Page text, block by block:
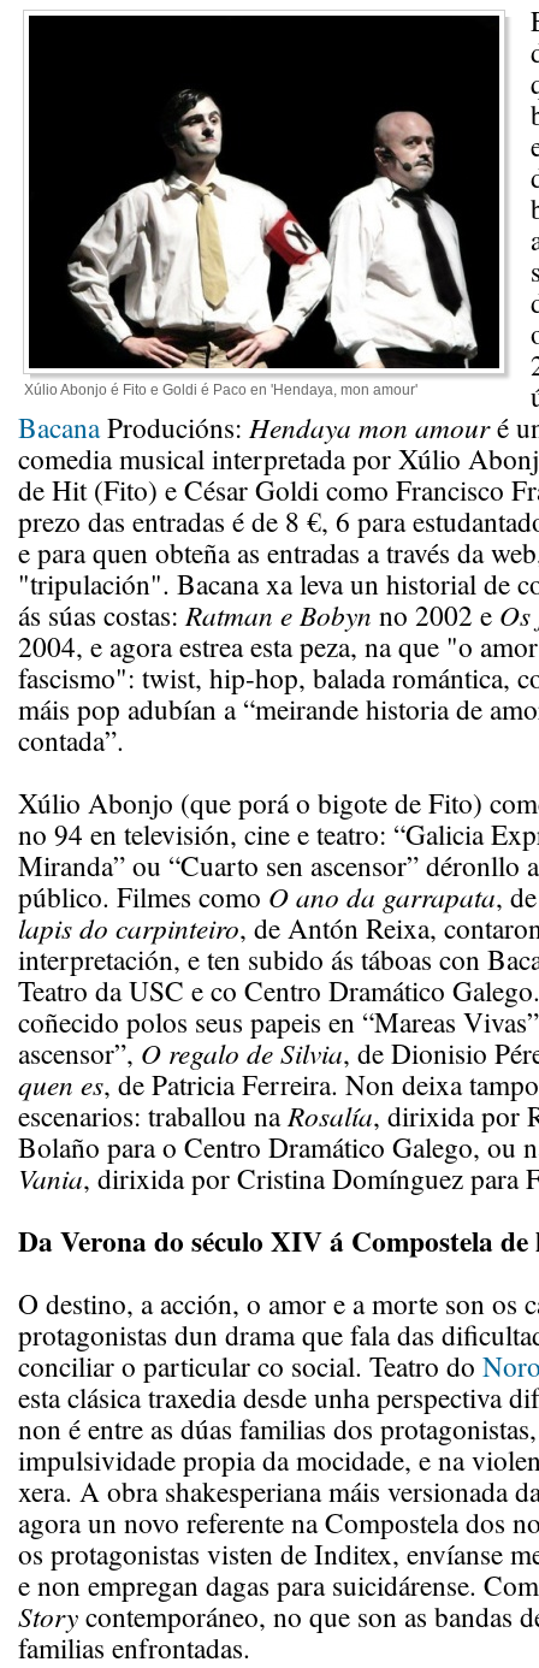
Xúlio Abonjo é Fito e Goldi é Paco en 'Hendaya, mon amour'
BacanaProducións: Hendaya mon amouré
comedia musical interpretada por Xúlio
de Hit (Fito) e César Goldi como Francisco
prezo das entradas é de 8 €, 6 para
e para quen obteña as entradas a través da
"tripulación". Bacana xa leva un historial de
ás súas costas:Ratman e Bobyn no 2002 e
2004, e agora estrea esta peza, na que "o
fascismo": twist, hip-hop, balada romántica,
máis pop adubían a “meirande historia de
contada”.
Xúlio Abonjo (que porá o bigote de Fito)
no 94 en televisión, cine e teatro: “Galicia
Miranda” ou “Cuarto sen ascensor” déronllo
público. Filmes como O ano da garrapata,
lapis do carpinteiro, de Antón Reixa,
interpretación, e ten subido ás táboas con
Teatro da USC e co Centro Dramático
coñecido polos seus papeis en “Mareas
ascensor”, O regalo de Silvia, de Dionisio
quen es, de Patricia Ferreira. Non deixa
escenarios: traballou naRosalía, dirixida por
Bolaño para o Centro Dramático Galego, ou
Vania, dirixida por Cristina Domínguez para
Da Verona do século XIV á Compostela de
O destino, a acción, o amor e a morte son os
protagonistas dun drama que fala das
conciliar o particular co social. Teatro do
esta clásica traxedia desde unha perspectiva
non é entre as dúas familias dos
impulsividade propia da mocidade, e na
xera. A obra shakesperiana máis versionada
agora un novo referente na Compostela dos
os protagonistas visten de Inditex, envíanse
e non empregan dagas para suicidárense.
Storycontemporáneo, no que son as bandas
familias enfrontadas.